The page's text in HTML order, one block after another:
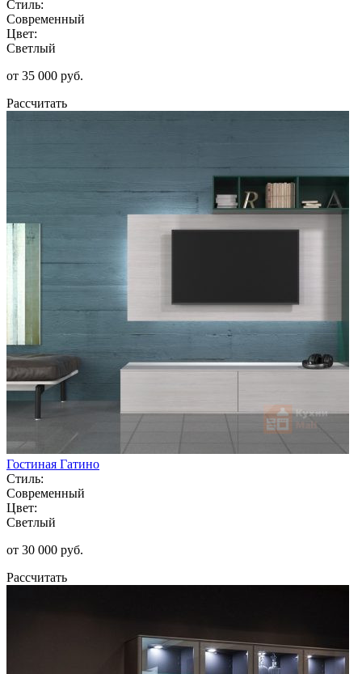
Стиль:
Современный
Цвет:
Светлый
от 35 000 руб.
Рассчитать
Гостиная Гатино
Стиль:
Современный
Цвет:
Светлый
от 30 000 руб.
Рассчитать